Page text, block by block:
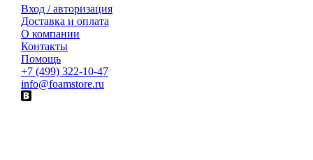
Вход / авторизация
Доставка и оплата
О компании
Контакты
Помощь
+7 (499) 322-10-47
info@foamstore.ru